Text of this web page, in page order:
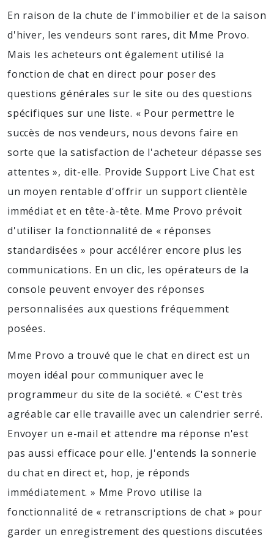
En raison de la chute de l'immobilier et de la saison
d'hiver, les vendeurs sont rares, dit Mme Provo.
Mais les acheteurs ont également utilisé la
fonction de chat en direct pour poser des
questions générales sur le site ou des questions
spécifiques sur une liste. « Pour permettre le
succès de nos vendeurs, nous devons faire en
sorte que la satisfaction de l'acheteur dépasse ses
attentes », dit-elle. Provide Support Live Chat est
un moyen rentable d'offrir un support clientèle
immédiat et en tête-à-tête. Mme Provo prévoit
d'utiliser la fonctionnalité de « réponses
standardisées » pour accélérer encore plus les
communications. En un clic, les opérateurs de la
console peuvent envoyer des réponses
personnalisées aux questions fréquemment
posées.
Mme Provo a trouvé que le chat en direct est un
moyen idéal pour communiquer avec le
programmeur du site de la société. « C'est très
agréable car elle travaille avec un calendrier serré.
Envoyer un e-mail et attendre ma réponse n'est
pas aussi efficace pour elle. J'entends la sonnerie
du chat en direct et, hop, je réponds
immédiatement. » Mme Provo utilise la
fonctionnalité de « retranscriptions de chat » pour
garder un enregistrement des questions discutées